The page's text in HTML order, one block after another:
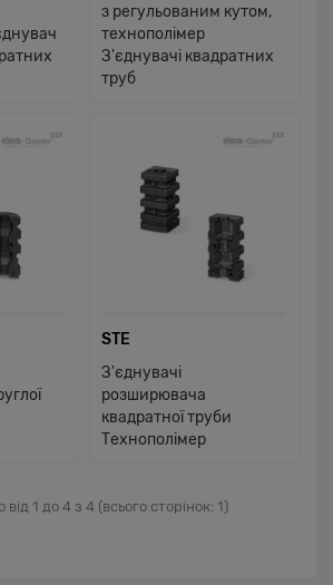
з регульованим кутом,
технополімер
З'єднувачі квадратних
труб
STE
З'єднувачі
розширювача
квадратної труби
Технополімер
від 1 до 4 з 4 (всього сторінок: 1)